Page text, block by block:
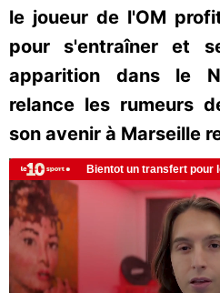
le joueur de l'OM
pour s'entraîner et
apparition dans le
relance les rumeurs
son avenir à Marseille